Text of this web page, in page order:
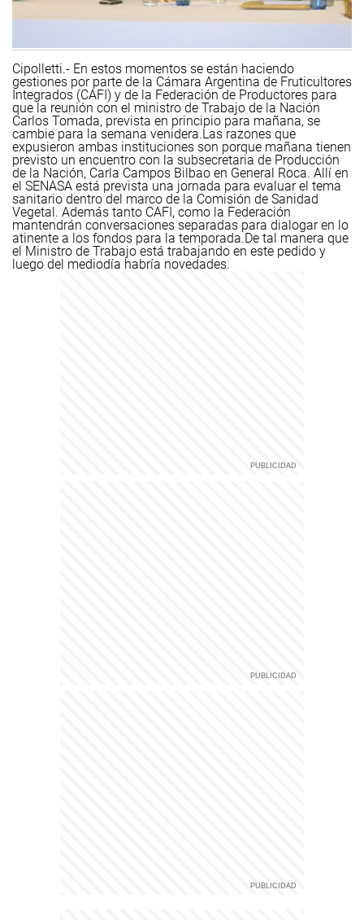
Cipolletti.- En estos momentos se están haciendo
gestiones por parte de la Cámara Argentina de Fruticultores
Integrados (CAFI) y de la Federación de Productores para
que la reunión con el ministro de Trabajo de la Nación
Carlos Tomada, prevista en principio para mañana, se
cambie para la semana venidera.Las razones que
expusieron ambas instituciones son porque mañana tienen
previsto un encuentro con la subsecretaria de Producción
de la Nación, Carla Campos Bilbao en General Roca. Allí en
el SENASA está prevista una jornada para evaluar el tema
sanitario dentro del marco de la Comisión de Sanidad
Vegetal. Además tanto CAFI, como la Federación
mantendrán conversaciones separadas para dialogar en lo
atinente a los fondos para la temporada.De tal manera que
el Ministro de Trabajo está trabajando en este pedido y
luego del mediodía habría novedades.